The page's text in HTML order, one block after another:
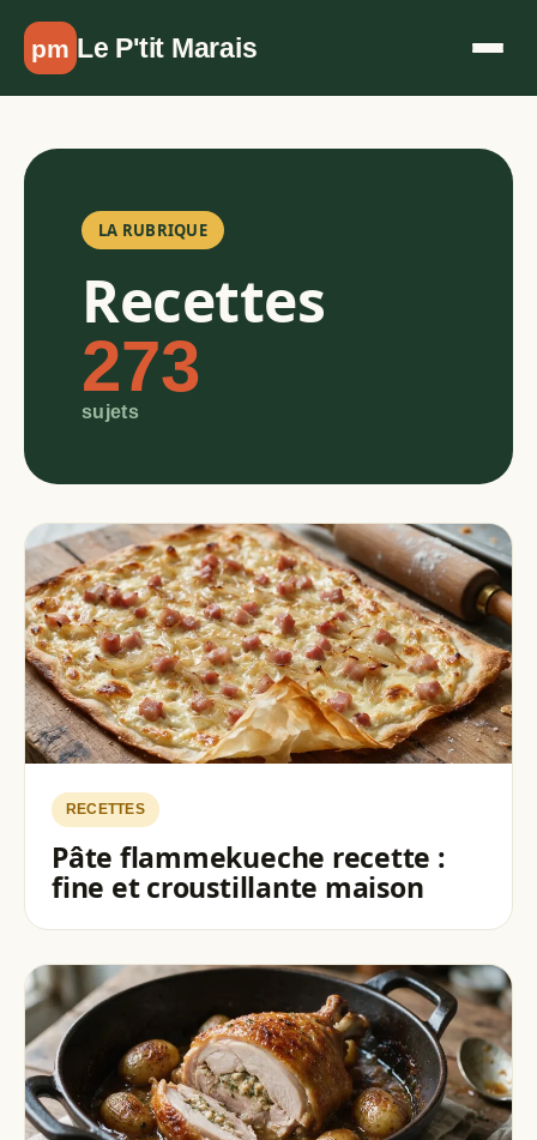
Aller au contenu
pm Le P'tit Marais
LA RUBRIQUE
Recettes
273
sujets
RECETTES
Pâte flammekueche recette :
fine et croustillante maison